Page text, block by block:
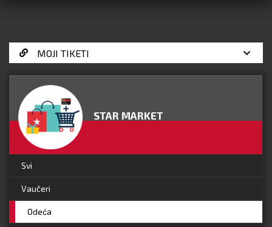
STAR MARKET
Svi
Vaučeri
Odeća